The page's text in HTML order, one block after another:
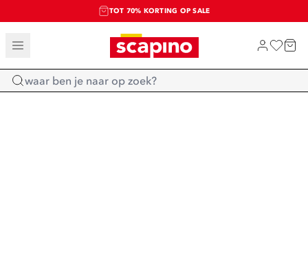
TOT 70% KORTING OP SALE
SALE: LAATSTE KANS!
SHOP NIEUW
Home